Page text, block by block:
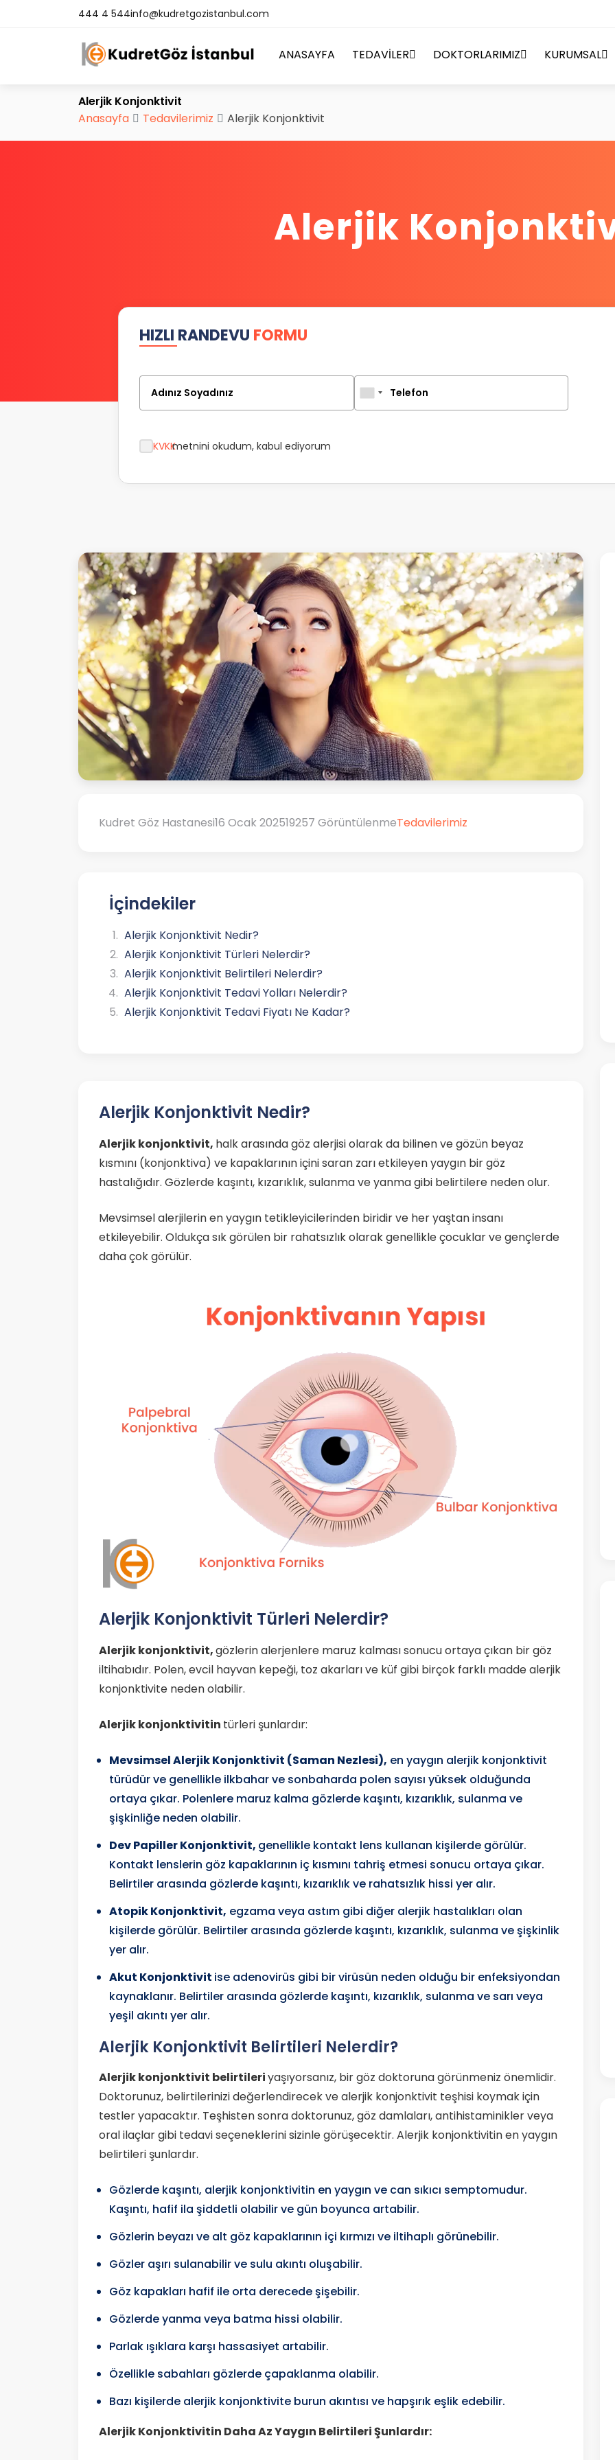
444 4 544info@kudretgozistanbul.com
ANASAYFA TEDAVİLER DOKTORLARIMIZ KURUMSAL
Alerjik Konjonktivit
Anasayfa
Tedavilerimiz Alerjik Konjonktivit
Alerjik
HIZLI RANDEVU FORMU
Adınız Soyadınız Telefon
KVKKmetnini okudum, kabul ediyorum
Kudret Göz Hastanesi16 Ocak 202519257 GörüntülenmeTedavilerimiz
İçindekiler
Alerjik Konjonktivit Nedir?
Alerjik Konjonktivit Türleri Nelerdir?
Alerjik Konjonktivit Belirtileri Nelerdir?
Alerjik Konjonktivit Tedavi Yolları Nelerdir?
Alerjik Konjonktivit Tedavi Fiyatı Ne Kadar?
Alerjik Konjonktivit Nedir?
Alerjik konjonktivit, halk arasında göz alerjisi olarak da bilinen ve gözün beyaz
kısmını (konjonktiva) ve kapaklarının içini saran zarı etkileyen yaygın bir göz
hastalığıdır. Gözlerde kaşıntı, kızarıklık, sulanma ve yanma gibi belirtilere neden olur.
Mevsimsel alerjilerin en yaygın tetikleyicilerinden biridir ve her yaştan insanı
etkileyebilir. Oldukça sık görülen bir rahatsızlık olarak genellikle çocuklar ve gençlerde
daha çok görülür.
Alerjik Konjonktivit Türleri Nelerdir?
Alerjik konjonktivit,gözlerin alerjenlere maruz kalması sonucu ortaya çıkan bir göz
iltihabıdır. Polen, evcil hayvan kepeği, toz akarları ve küf gibi birçok farklı madde alerjik
konjonktivite neden olabilir.
Alerjik konjonktivitin türleri şunlardır:
Mevsimsel Alerjik Konjonktivit (Saman Nezlesi), en yaygın alerjik konjonktivit
türüdür ve genellikle ilkbahar ve sonbaharda polen sayısı yüksek olduğunda
ortaya çıkar. Polenlere maruz kalma gözlerde kaşıntı, kızarıklık, sulanma ve
şişkinliğe neden olabilir.
Dev Papiller Konjonktivit, genellikle kontakt lens kullanan kişilerde görülür.
Kontakt lenslerin göz kapaklarının iç kısmını tahriş etmesi sonucu ortaya çıkar.
Belirtiler arasında gözlerde kaşıntı, kızarıklık ve rahatsızlık hissi yer alır.
Atopik Konjonktivit, egzama veya astım gibi diğer alerjik hastalıkları olan
kişilerde görülür. Belirtiler arasında gözlerde kaşıntı, kızarıklık, sulanma ve şişkinlik
yer alır.
Akut Konjonktivit ise adenovirüs gibi bir virüsün neden olduğu bir enfeksiyondan
kaynaklanır. Belirtiler arasında gözlerde kaşıntı, kızarıklık, sulanma ve sarı veya
yeşil akıntı yer alır.
Alerjik Konjonktivit Belirtileri Nelerdir?
Alerjik konjonktivit belirtileriyaşıyorsanız, bir göz doktoruna görünmeniz önemlidir.
Doktorunuz, belirtilerinizi değerlendirecek ve alerjik konjonktivit teşhisi koymak için
testler yapacaktır. Teşhisten sonra doktorunuz, göz damlaları, antihistaminikler veya
oral ilaçlar gibi tedavi seçeneklerini sizinle görüşecektir. Alerjik konjonktivitin en yaygın
belirtileri şunlardır.
Gözlerde kaşıntı, alerjik konjonktivitin en yaygın ve can sıkıcı semptomudur.
Kaşıntı, hafif ila şiddetli olabilir ve gün boyunca artabilir.
Gözlerin beyazı ve alt göz kapaklarının içi kırmızı ve iltihaplı görünebilir.
Gözler aşırı sulanabilir ve sulu akıntı oluşabilir.
Göz kapakları hafif ile orta derecede şişebilir.
Gözlerde yanma veya batma hissi olabilir.
Parlak ışıklara karşı hassasiyet artabilir.
Özellikle sabahları gözlerde çapaklanma olabilir.
Bazı kişilerde alerjik konjonktivite burun akıntısı ve hapşırık eşlik edebilir.
Alerjik Konjonktivitin Daha Az Yaygın Belirtileri Şunlardır: